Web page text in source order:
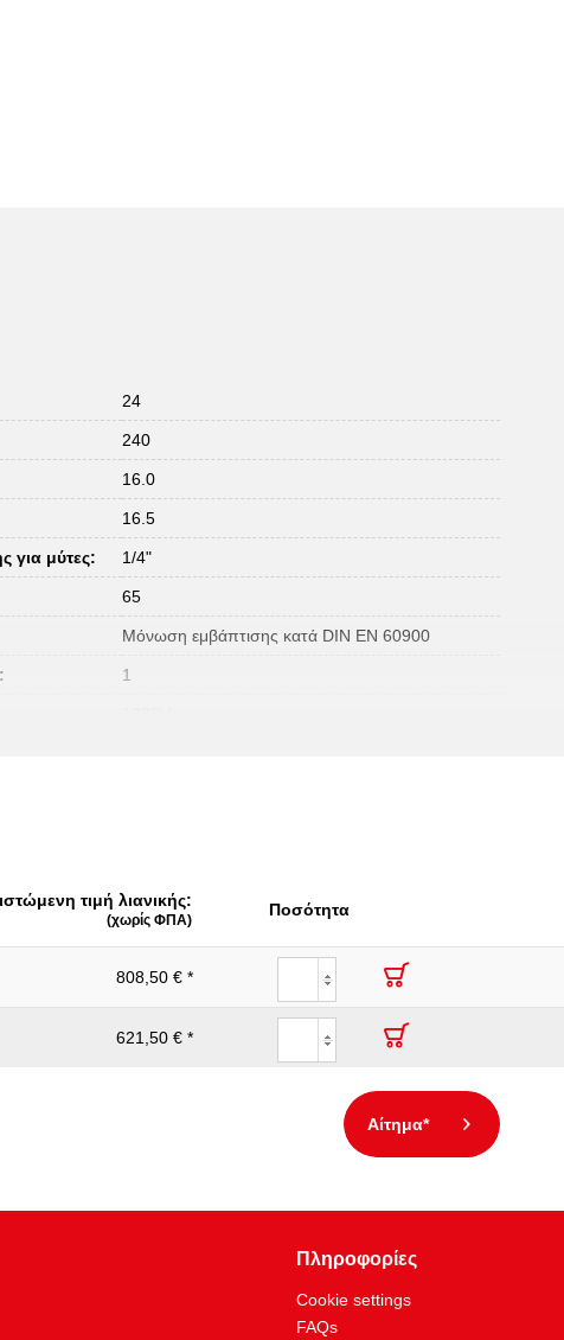
24
240
16.0
16.5
για μύτες: 1/4"
65
Μόνωση εμβάπτισης κατά DIN EN 60900
1
Υψηλής ποιότητας χάλυβας χρωμίου-βαναδίου
1/4
Μαγνητικό
τιμή λιανικής:
(χωρίς ΦΠΑ)
Ποσότητα
808,50 € *
621,50 € *
Αίτημα*
Πληροφορίες
Cookie settings
FAQs